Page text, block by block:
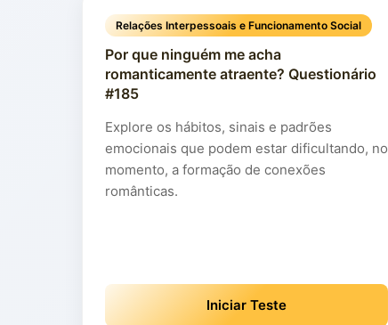
Relações Interpessoais e Funcionamento Social
Por que ninguém me acha
romanticamente atraente? Questionário
#185
Explore os hábitos, sinais e padrões
emocionais que podem estar dificultando, no
momento, a formação de conexões
românticas.
Iniciar Teste